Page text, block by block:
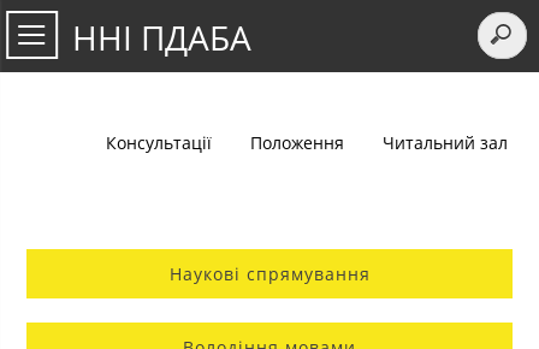
ННІ ПДАБА
Консультації Положення Читальний зал
Наукові спрямування